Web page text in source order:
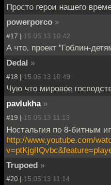
Просто герои нашего
powerporco »
#17 | 15.05.13 10:42
А что, проект "Гоблин-
Dedal »
#18 | 15.05.13 10:49
Чую что мировое
pavlukha »
#19 | 15.05.13 11:13
Ностальгия по 8-битным
http://www.youtube.com/
Trupoed »
#20 | 15.05.13 11:14